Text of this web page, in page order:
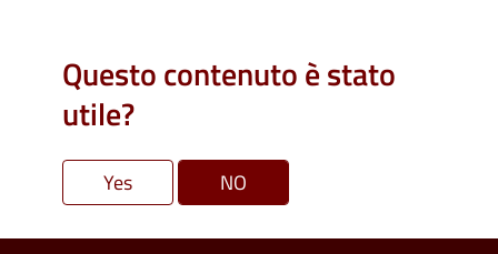
Questo contenuto è stato
utile?